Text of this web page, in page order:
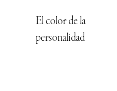
El color de la
personalidad